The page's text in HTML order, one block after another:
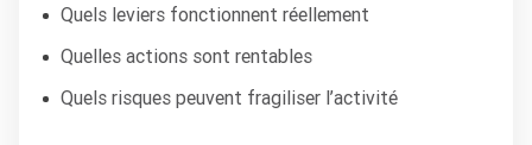
Quels leviers fonctionnent réellement
Quelles actions sont rentables
Quels risques peuvent fragiliser l’activité